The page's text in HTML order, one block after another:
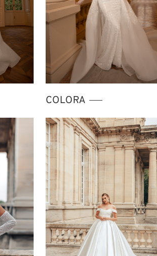
COLORA